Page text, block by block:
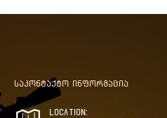
საკონტაქტო ინფორმაცია
Location: